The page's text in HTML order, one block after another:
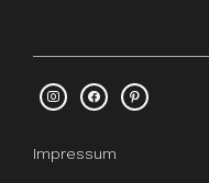
Impressum